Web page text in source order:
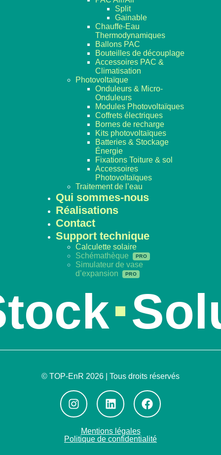
Split
Gainable
Chauffe-Eau
Thermodynamiques
Ballons PAC
Bouteilles de découplage
Accessoires PAC &
Climatisation
Photovoltaïque
Onduleurs & Micro-
Onduleurs
Modules Photovoltaïques
Coffrets électriques
Bornes de recharge
Kits photovoltaïques
Batteries & Stockage
Énergie
Fixations Toiture & sol
Accessoires
Photovoltaïques
Traitement de l’eau
Qui sommes-nous
Réalisations
Contact
Support technique
Calculette solaire
Schémathèque
Simulateur de vase
d’expansion
© TOP-EnR 2026 | Tous droits réservés
Mentions légales
Politique de confidentialité